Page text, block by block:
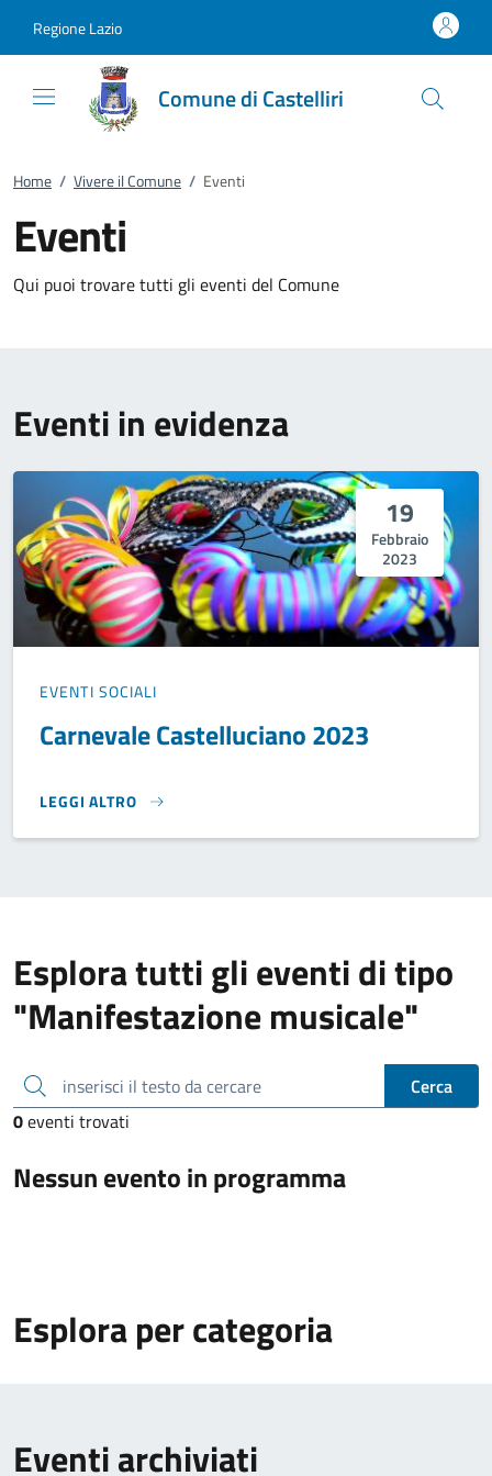
Regione Lazio
Comune di Castelliri
Home / Vivere il Comune / Eventi
Eventi
Qui puoi trovare tutti gli eventi del Comune
Eventi in evidenza
19
Febbraio
2023
EVENTI SOCIALI
Carnevale Castelluciano 2023
LEGGI ALTRO
CARNEVALE CASTELLUCIANO 2023}
Esplora tutti gli eventi di tipo
"Manifestazione musicale"
inserisci il testo da cercare
Cerca
0eventi trovati
Nessun evento in programma
Esplora per categoria
Eventi archiviati